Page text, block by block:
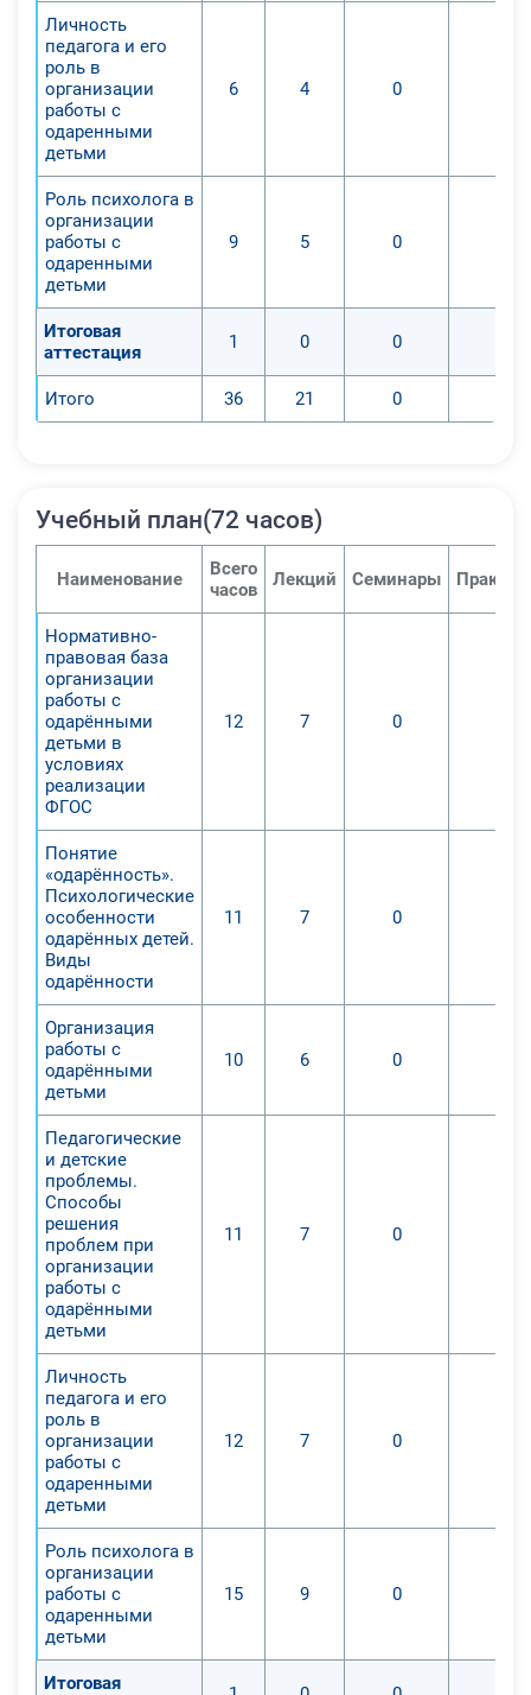
направлена на работу с
Личность
педагога и его
роль в
организации
работы с
одаренными
детьми
6 4 0
Роль психолога в
организации
работы с
одаренными
детьми
9 5 0
Итоговая
аттестация
1 0 0
Итого 36 21 0
Учебный план(72 часов)
Наименование
Всего
часов
Лекций Семинары
Нормативно-
правовая база
организации
работы с
одарёнными
детьми в
условиях
реализации
ФГОС
12 7 0
Понятие
«одарённость».
Психологические
особенности
одарённых детей.
Виды
одарённости
11 7 0
Организация
работы с
одарёнными
детьми
10 6 0
Педагогические
и детские
проблемы.
Способы
решения
проблем при
организации
работы с
одарёнными
детьми
11 7 0
Личность
педагога и его
роль в
организации
работы с
одаренными
детьми
12 7 0
Роль психолога в
организации
работы с
одаренными
детьми
15 9 0
Итоговая